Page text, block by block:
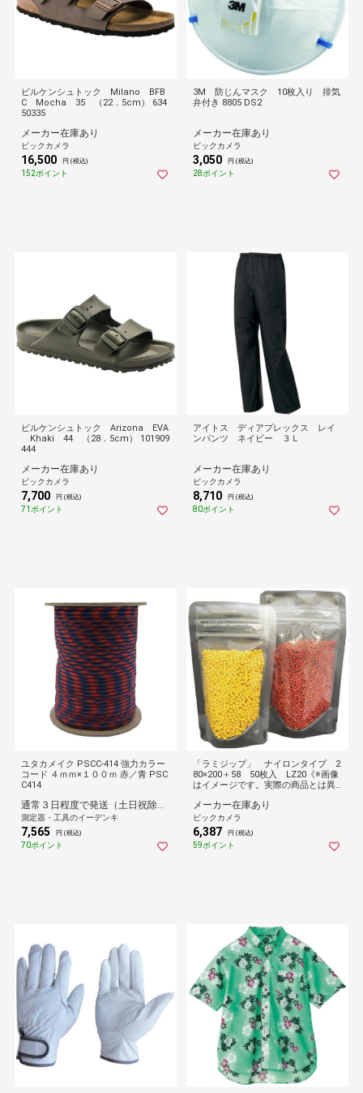
ビルケンシュトック Milano BFB
C Mocha 35 （22．5cm） 634
50335
メーカー在庫あり
ビックカメラ
16,500 円 (税込)
152ポイント
3M 防じんマスク 10枚入り 排気
弁付き 8805 DS2
メーカー在庫あり
ビックカメラ
3,050 円 (税込)
28ポイント
ビルケンシュトック Arizona EVA
Khaki 44 （28．5cm） 101909
444
メーカー在庫あり
ビックカメラ
7,700 円 (税込)
71ポイント
アイトス ディアプレックス レイ
ンパンツ ネイビー ３Ｌ
メーカー在庫あり
ビックカメラ
8,710 円 (税込)
80ポイント
ユタカメイク PSCC-414 強力カラー
コード ４ｍｍ×１００ｍ 赤／青 PSC
C414
通常３日程度で発送（土日祝除く）
測定器・工具のイーデンキ
7,565 円 (税込)
70ポイント
「ラミジップ」 ナイロンタイプ 2
80×200＋58 50枚入 LZ20《※画像
はイメージです。実際の商品とは異
メーカー在庫あり
ビックカメラ
6,387 円 (税込)
59ポイント